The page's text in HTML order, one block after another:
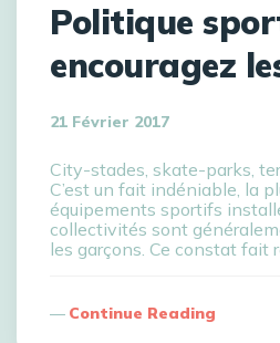
Politique
encouragez
21 Février 2017
City-stades, skate-parks,
C’est un fait indéniable, la
équipements sportifs
collectivités sont
les garçons. Ce constat fait
Continue Reading